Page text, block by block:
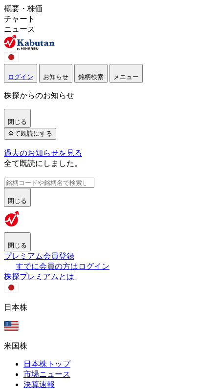
概要・株価
チャート
ニュース
ログイン お知らせ 銘柄検索 メニュー
株探からのお知らせ
閉じる
全て既読にする
過去のお知らせを見る
全て既読にしました。
閉じる
閉じる
プレミアム会員登録
すでに会員の方はログイン
株探プレミアムとは
日本株
米国株
日本株トップ
市場ニュース
決算速報